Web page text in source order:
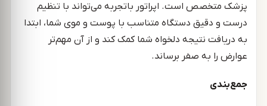
پزشک متخصص است. اپراتور باتجربه می‌تواند با تنظیم
درست و دقیق دستگاه متناسب با پوست و موی شما، ابتدا
به دریافت نتیجه دلخواه شما کمک کند و از آن مهم‌تر
عوارض را به صفر برساند.
جمع‌بندی